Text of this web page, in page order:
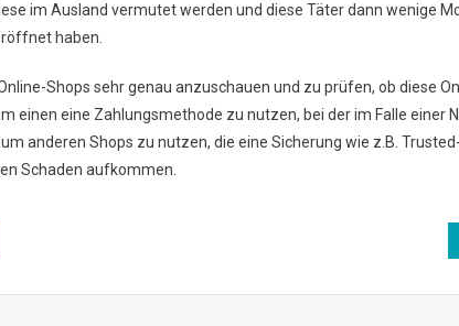
im Ausland vermutet werden und diese Täter dann wenige
haben.
Shops sehr genau anzuschauen und zu prüfen, ob diese
einen eine Zahlungsmethode zu nutzen, bei der im Falle einer
anderen Shops zu nutzen, die eine Sicherung wie z.B.
Schaden aufkommen.